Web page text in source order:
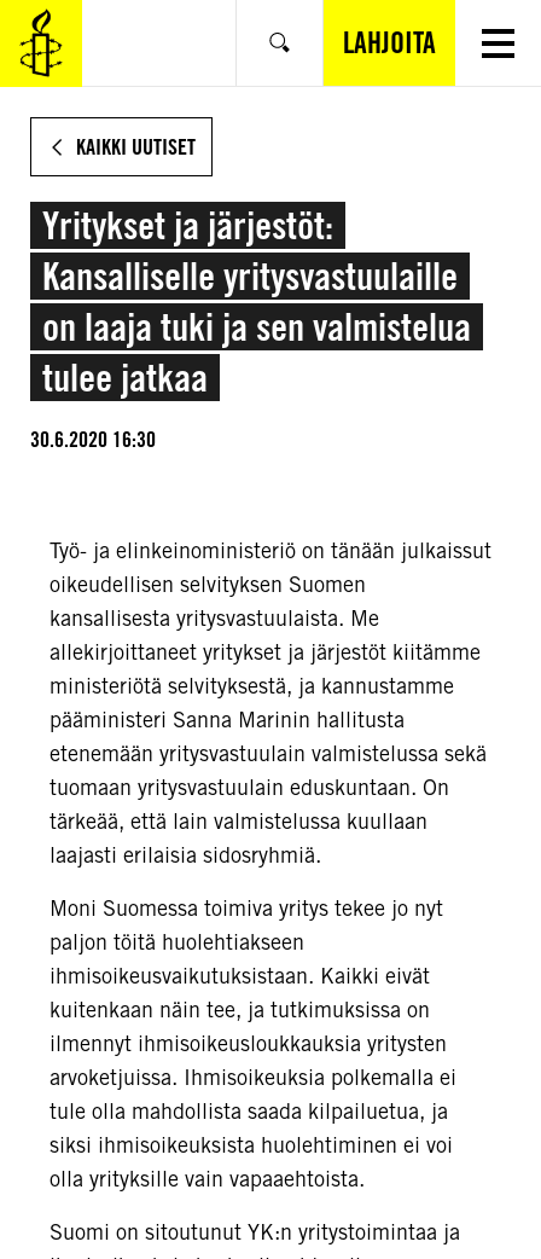
SIIRRY
VARSINAISEEN
SISÄLTÖÖN
Hae LAHJOITA
KAIKKI UUTISET
Yritykset ja järjestöt:
Kansalliselle yritysvastuulaille
on laaja tuki ja sen valmistelua
tulee jatkaa
30.6.2020 16:30
Työ- ja elinkeinoministeriö on tänään julkaissut
oikeudellisen selvityksen Suomen
kansallisesta yritysvastuulaista. Me
allekirjoittaneet yritykset ja järjestöt kiitämme
ministeriötä selvityksestä, ja kannustamme
pääministeri Sanna Marinin hallitusta
etenemään yritysvastuulain valmistelussa sekä
tuomaan yritysvastuulain eduskuntaan. On
tärkeää, että lain valmistelussa kuullaan
laajasti erilaisia sidosryhmiä.
Moni Suomessa toimiva yritys tekee jo nyt
paljon töitä huolehtiakseen
ihmisoikeusvaikutuksistaan. Kaikki eivät
kuitenkaan näin tee, ja tutkimuksissa on
ilmennyt ihmisoikeusloukkauksia yritysten
arvoketjuissa. Ihmisoikeuksia polkemalla ei
tule olla mahdollista saada kilpailuetua, ja
siksi ihmisoikeuksista huolehtiminen ei voi
olla yrityksille vain vapaaehtoista.
Suomi on sitoutunut YK:n yritystoimintaa ja